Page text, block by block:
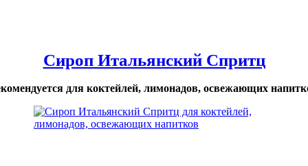
Сироп Итальянский Спритц
для коктейлей, лимонадов, освежающих